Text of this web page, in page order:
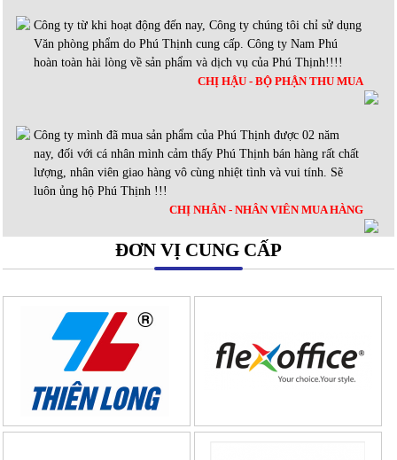
Công ty từ khi hoạt động đến nay, Công ty chúng tôi chỉ sử dụng
Văn phòng phẩm do Phú Thịnh cung cấp. Công ty Nam Phú
hoàn toàn hài lòng về sản phẩm và dịch vụ của Phú Thịnh!!!!
CHỊ HẬU - BỘ PHẬN THU MUA
Công ty mình đã mua sản phẩm của Phú Thịnh được 02 năm
nay, đối với cá nhân mình cảm thấy Phú Thịnh bán hàng rất chất
lượng, nhân viên giao hàng vô cùng nhiệt tình và vui tính. Sẽ
luôn ủng hộ Phú Thịnh !!!
CHỊ NHÂN - NHÂN VIÊN MUA HÀNG
ĐƠN VỊ CUNG CẤP